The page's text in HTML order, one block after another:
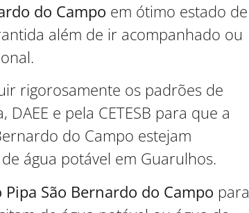
do Campo em ótimo estado de
além de ir acompanhado ou
rigorosamente os padrões de
e pela CETESB para que a
do Campo estejam
água potável em Guarulhos.
São Bernardo do Campo para